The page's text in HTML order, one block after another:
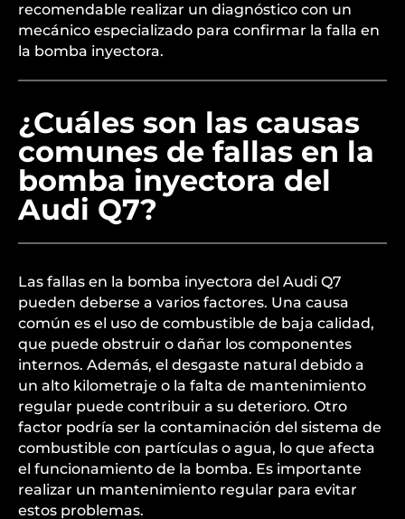
recomendable realizar un diagnóstico con un
mecánico especializado para confirmar la falla en
la bomba inyectora.
¿Cuáles son las causas
comunes de fallas en la
bomba inyectora del
Audi Q7?
Las fallas en la bomba inyectora del Audi Q7
pueden deberse a varios factores. Una causa
común es el uso de combustible de baja calidad,
que puede obstruir o dañar los componentes
internos. Además, el desgaste natural debido a
un alto kilometraje o la falta de mantenimiento
regular puede contribuir a su deterioro. Otro
factor podría ser la contaminación del sistema de
combustible con partículas o agua, lo que afecta
el funcionamiento de la bomba. Es importante
realizar un mantenimiento regular para evitar
estos problemas.